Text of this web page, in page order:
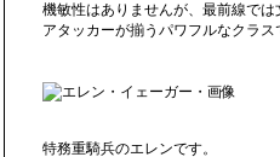
機敏性はありませんが、最前線では
アタッカーが揃うパワフルなクラス
特務重騎兵のエレンです。